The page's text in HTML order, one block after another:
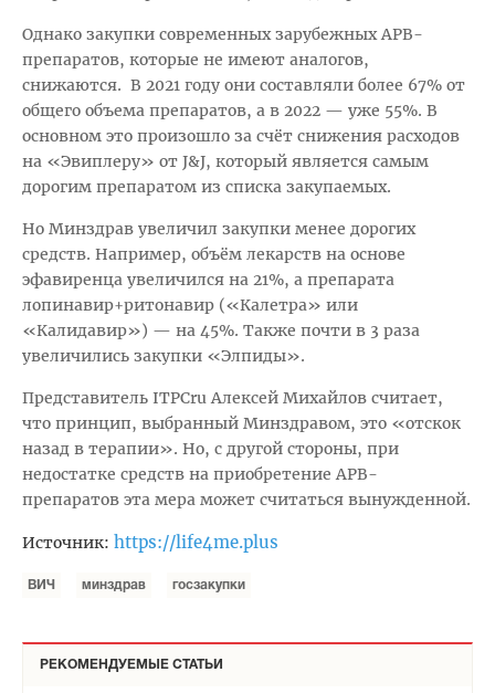
Однако закупки современных зарубежных АРВ-
препаратов, которые не имеют аналогов,
снижаются. В 2021 году они составляли более 67% от
общего объема препаратов, а в 2022 — уже 55%. В
основном это произошло за счёт снижения расходов
на «Эвиплеру» от J&J, который является самым
дорогим препаратом из списка закупаемых.
Но Минздрав увеличил закупки менее дорогих
средств. Например, объём лекарств на основе
эфавиренца увеличился на 21%, а препарата
лопинавир+ритонавир («Калетра» или
«Калидавир») — на 45%. Также почти в 3 раза
увеличились закупки «Элпиды».
Представитель ITPCru Алексей Михайлов считает,
что принцип, выбранный Минздравом, это «отскок
назад в терапии». Но, с другой стороны, при
недостатке средств на приобретение АРВ-
препаратов эта мера может считаться вынужденной.
Источник: https://life4me.plus
ВИЧ минздрав госзакупки
РЕКОМЕНДУЕМЫЕ СТАТЬИ